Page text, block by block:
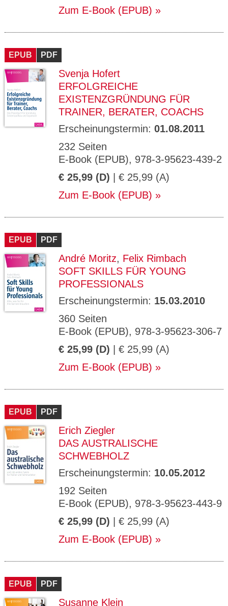
Zum E-Book (EPUB)
EPUB PDF
Svenja Hofert
ERFOLGREICHE
EXISTENZGRÜNDUNG FÜR
TRAINER, BERATER, COACHS
Erscheinungstermin: 01.08.2011
232 Seiten
E-Book (EPUB), 978-3-95623-439-2
€ 25,99 (D) | € 25,99 (A)
Zum E-Book (EPUB)
EPUB PDF
André Moritz, Felix Rimbach
SOFT SKILLS FÜR YOUNG
PROFESSIONALS
Erscheinungstermin: 15.03.2010
360 Seiten
E-Book (EPUB), 978-3-95623-306-7
€ 25,99 (D) | € 25,99 (A)
Zum E-Book (EPUB)
EPUB PDF
Erich Ziegler
DAS AUSTRALISCHE
SCHWEBHOLZ
Erscheinungstermin: 10.05.2012
192 Seiten
E-Book (EPUB), 978-3-95623-443-9
€ 25,99 (D) | € 25,99 (A)
Zum E-Book (EPUB)
EPUB PDF
Susanne Klein